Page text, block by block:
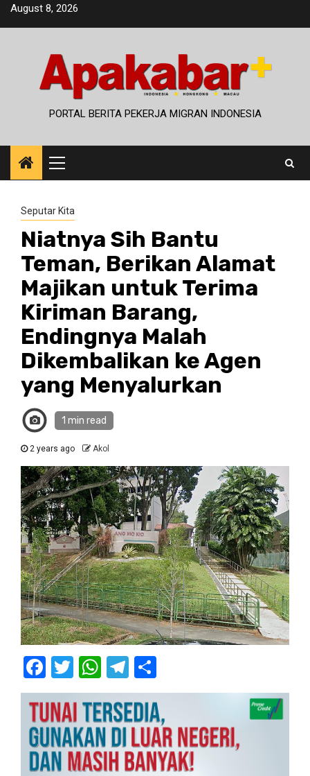
SkipAugust 8, 2026
PORTAL BERITA PEKERJA MIGRAN INDONESIA
Primary
Menu
Seputar Kita
Niatnya Sih Bantu
Teman, Berikan Alamat
Majikan untuk Terima
Kiriman Barang,
Endingnya Malah
Dikembalikan ke Agen
yang Menyalurkan
1 min read
2 years ago Akol
Facebook
TwitterWhatsApp
Telegram